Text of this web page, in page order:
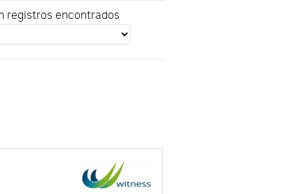
registros encontrados